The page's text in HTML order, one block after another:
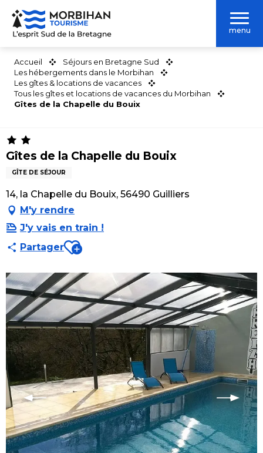
Aller
contenu
menu
Accueil
Séjours en Bretagne Sud
Les hébergements dans le Morbihan
Les gîtes & locations de vacances
Tous les gîtes et locations de vacances du Morbihan
Gîtes de la Chapelle du Bouix
Gîtes de la Chapelle du Bouix
GÎTE DE SÉJOUR
14, la Chapelle du Bouix, 56490 Guilliers
M'y rendre
J'y vais en train !
PartagerAjouter aux favoris